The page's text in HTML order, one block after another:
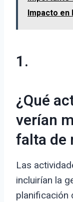
Impacto en
1.
¿Qué
verían
falta de
Las
incluirían la
planificación